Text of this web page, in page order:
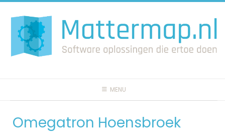
naar
inhoud
MENU
Omegatron Hoensbroek